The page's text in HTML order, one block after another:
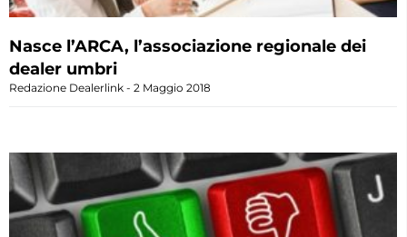
Nasce l’ARCA, l’associazione regionale dei
dealer umbri
Redazione Dealerlink 2 Maggio 2018